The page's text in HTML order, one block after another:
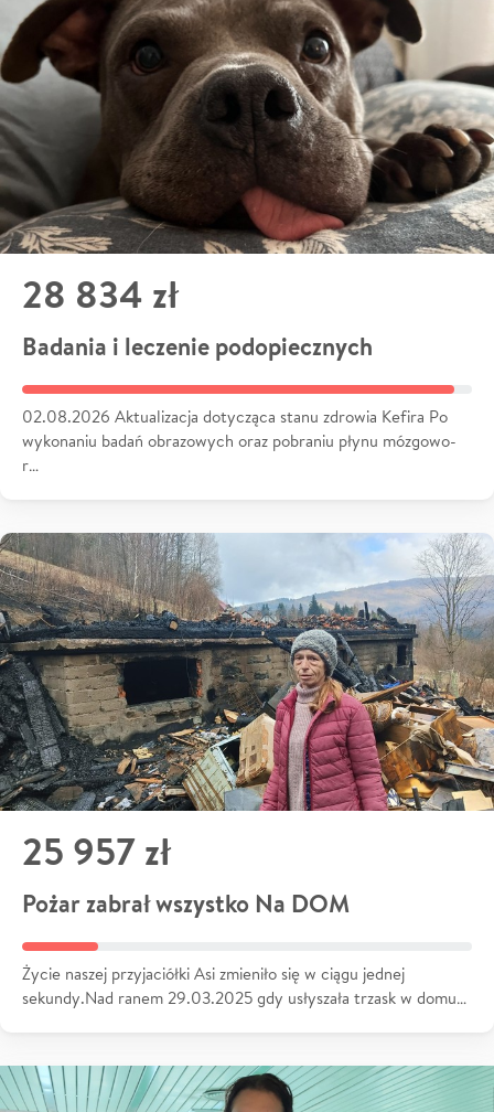
28 834 zł
Badania i leczenie podopiecznych
02.08.2026 Aktualizacja dotycząca stanu zdrowia Kefira Po
wykonaniu badań obrazowych oraz pobraniu płynu mózgowo-
r…
25 957 zł
Pożar zabrał wszystko Na DOM
Życie naszej przyjaciółki Asi zmieniło się w ciągu jednej
sekundy.Nad ranem 29.03.2025 gdy usłyszała trzask w domu…